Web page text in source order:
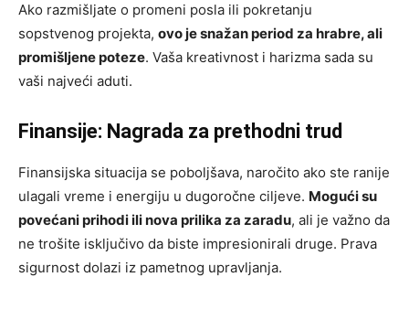
Ako razmišljate o promeni posla ili pokretanju
sopstvenog projekta, ovo je snažan period za hrabre, ali
promišljene poteze. Vaša kreativnost i harizma sada su
vaši najveći aduti.
Finansije: Nagrada za prethodni trud
Finansijska situacija se poboljšava, naročito ako ste ranije
ulagali vreme i energiju u dugoročne ciljeve. Mogući su
povećani prihodi ili nova prilika za zaradu, ali je važno da
ne trošite isključivo da biste impresionirali druge. Prava
sigurnost dolazi iz pametnog upravljanja.